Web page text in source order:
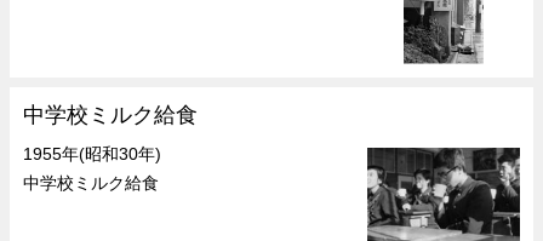
中学校ミルク給食
1955年(昭和30年)
中学校ミルク給食